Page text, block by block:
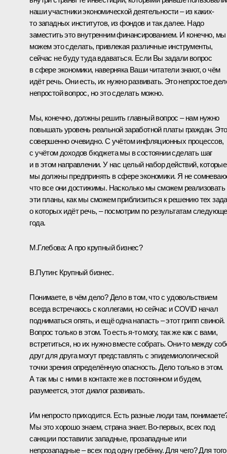
наши участники экономической деятельности – из каких-
то западных институтов, из фондов и так далее. Надо
заместить это внутренним финансированием. И конечно, мы
можем это сделать, привлекая различные инструменты,
сейчас не буду туда вдаваться. Если Вы задали вопрос
в сфере экономики, наверняка Ваши читатели знают, о чём
идёт речь. Они есть, их нужно развивать. Это непростое
непростой вопрос, но это сделать можно.
Мы, конечно, должны решить главный вопрос – нам нужно
повышать уровень реальной заработной платы граждан. Это
совершенно очевидно. С учётом инфляционных процессов,
с учётом доходов бюджета мы в состоянии сделать шаг
и в этом направлении. У нас целый набор действий, которые
мы должны предпринять в сфере экономики. Я не
что все они достижимы. Насколько мы сможем реализовать
эти планы, как мы сможем приблизиться к решению тех
о которых идёт речь, – посмотрим по результатам
года.
М.Глебова: А про крупный бизнес?
В.Путин: Крупный бизнес.
Понимаете, в чём дело? Дело в том, что с удовольствием
всегда встречаюсь с коллегами, но сейчас и COVID начал
подниматься опять, и ещё одна напасть – этот грипп свиной.
Вопрос только в этом. То есть я-то могу, так же как с вами,
встретиться, но их нужно вместе собрать. Они-то между
друг для друга могут представлять с эпидемиологической
точки зрения определённую опасность. Дело только в этом.
А так мы с ними в контакте же в постоянном и будем,
разумеется, этот диалог развивать.
Им непросто приходится. Есть разные люди там,
Мы это хорошо знаем, страна знает. Во-первых, всех под
санкции поставили: западные, прозападные или
непрозападные – всех под одну гребёнку. Для чего? Для того